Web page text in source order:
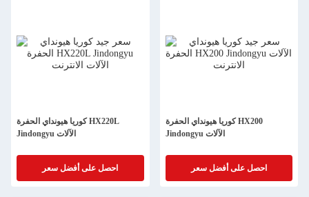
كوريا هيونداي الحفرة HX220L
Jindongyu الآلات
احصل على أفضل سعر
كوريا هيونداي الحفرة HX200
Jindongyu الآلات
احصل على أفضل سعر